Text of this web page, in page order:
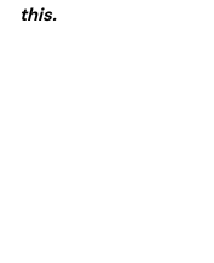
this.